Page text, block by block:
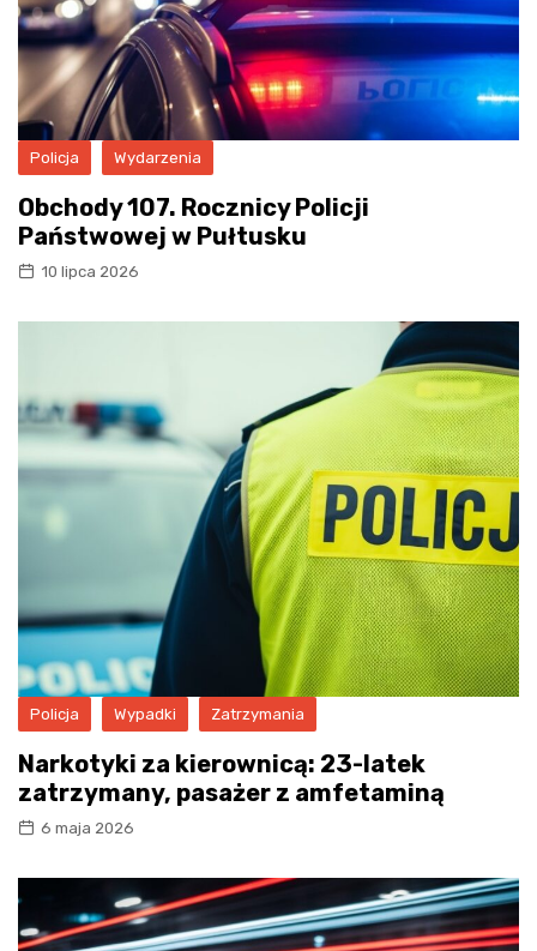
Policja Wydarzenia
Obchody 107. Rocznicy Policji
Państwowej w Pułtusku
10 lipca 2026
Policja Wypadki Zatrzymania
Narkotyki za kierownicą: 23-latek
zatrzymany, pasażer z amfetaminą
6 maja 2026